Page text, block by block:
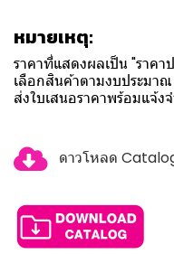
หมายเหตุ:
ราคาที่แสดงผลเป็น "ราคา
เลือกสินค้าตามงบประมา
ส่งใบเสนอราคาพร้อมแจ้ง
ดาวโหลด